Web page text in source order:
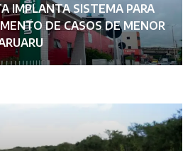
IMPLANTA SISTEMA PARA
DE CASOS DE MENOR